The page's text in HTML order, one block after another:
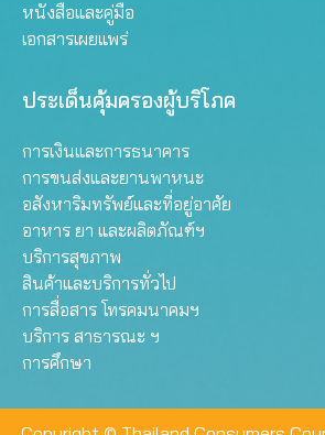
หนังสือและคู่มือ
เอกสารเผยแพร่
ประเด็นคุ้มครองผู้บริโภค
การเงินและการธนาคาร
การขนส่งและยานพาหนะ
อสังหาริมทรัพย์และที่อยู่อาศัย
อาหาร ยา และผลิตภัณฑ์ฯ
บริการสุขภาพ
สินค้าและบริการทั่วไป
การสื่อสาร โทรคมนาคมฯ
บริการ สาธารณะ ฯ
การศึกษา